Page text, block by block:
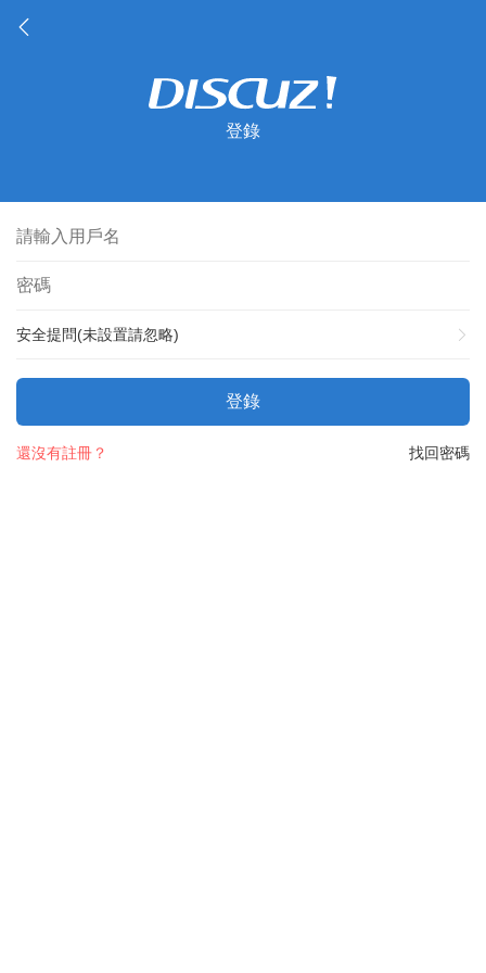
登錄
安全提問(未設置請忽略)
登錄
找回密碼
還沒有註冊？